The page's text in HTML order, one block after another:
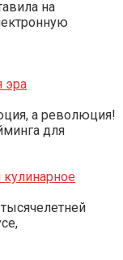
на
эра
а революция!
для